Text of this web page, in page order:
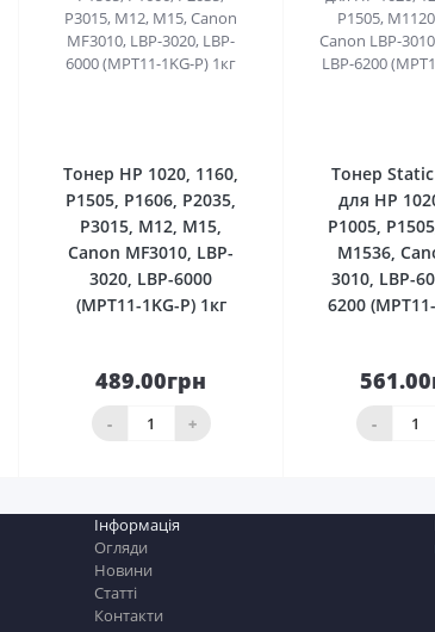
Тонер HP 1020, 1160,
P1505, P1606, P2035,
P3015, M12, M15,
Canon MF3010, LBP-
3020, LBP-6000
(MPT11-1KG-P) 1кг
489.00грн
- +
До
кошика
Тонер
для HP
P1005,
M1536,
3010, LBP-
6200
-
Інформація
Огляди
Новини
Статті
Контакти